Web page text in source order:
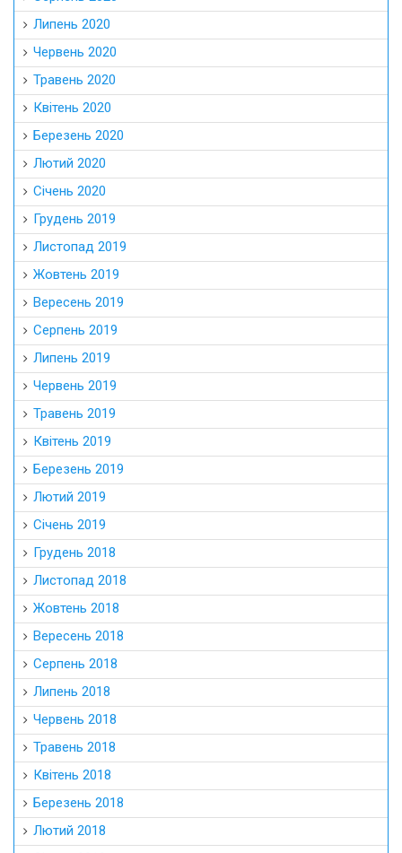
Липень 2020
Червень 2020
Травень 2020
Квітень 2020
Березень 2020
Лютий 2020
Січень 2020
Грудень 2019
Листопад 2019
Жовтень 2019
Вересень 2019
Серпень 2019
Липень 2019
Червень 2019
Травень 2019
Квітень 2019
Березень 2019
Лютий 2019
Січень 2019
Грудень 2018
Листопад 2018
Жовтень 2018
Вересень 2018
Серпень 2018
Липень 2018
Червень 2018
Травень 2018
Квітень 2018
Березень 2018
Лютий 2018